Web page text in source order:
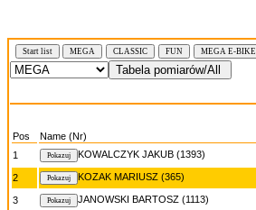
Start list MEGA CLASSIC FUN MEGA E-BIKE
Pos Name (Nr)
1
KOWALCZYK JAKUB (1393)
2 KOZAK MARIUSZ (365)
3 JANOWSKI BARTOSZ (1113)